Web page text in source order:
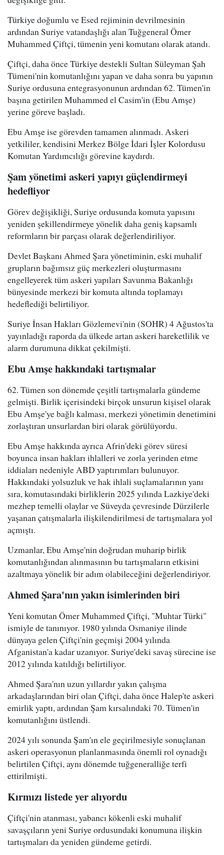
Türkiye doğumlu ve Esed rejiminin devrilmesinin
ardından Suriye vatandaşlığı alan Tuğgeneral Ömer
Muhammed Çiftçi, tümenin yeni komutanı olarak atandı.
Çiftçi, daha önce Türkiye destekli Sultan Süleyman Şah
Tümeni'nin komutanlığını yapan ve daha sonra bu yapının
Suriye ordusuna entegrasyonunun ardından 62. Tümen'in
başına getirilen Muhammed el Casim'in (Ebu Amşe)
yerine göreve başladı.
Ebu Amşe ise görevden tamamen alınmadı. Askeri
yetkililer, kendisini Merkez Bölge İdari İşler Kolordusu
Komutan Yardımcılığı görevine kaydırdı.
Şam yönetimi askeri yapıyı güçlendirmeyi
hedefliyor
Görev değişikliği, Suriye ordusunda komuta yapısını
yeniden şekillendirmeye yönelik daha geniş kapsamlı
reformların bir parçası olarak değerlendiriliyor.
Devlet Başkanı Ahmed Şara yönetiminin, eski muhalif
grupların bağımsız güç merkezleri oluşturmasını
engelleyerek tüm askeri yapıları Savunma Bakanlığı
bünyesinde merkezi bir komuta altında toplamayı
hedeflediği belirtiliyor.
Suriye İnsan Hakları Gözlemevi'nin (SOHR) 4 Ağustos'ta
yayınladığı raporda da ülkede artan askeri hareketlilik ve
alarm durumuna dikkat çekilmişti.
Ebu Amşe hakkındaki tartışmalar
62. Tümen son dönemde çeşitli tartışmalarla gündeme
gelmişti. Birlik içerisindeki birçok unsurun kişisel olarak
Ebu Amşe'ye bağlı kalması, merkezi yönetimin denetimini
zorlaştıran unsurlardan biri olarak görülüyordu.
Ebu Amşe hakkında ayrıca Afrin'deki görev süresi
boyunca insan hakları ihlalleri ve zorla yerinden etme
iddiaları nedeniyle ABD yaptırımları bulunuyor.
Hakkındaki yolsuzluk ve hak ihlali suçlamalarının yanı
sıra, komutasındaki birliklerin 2025 yılında Lazkiye'deki
mezhep temelli olaylar ve Süveyda çevresinde Dürzilerle
yaşanan çatışmalarla ilişkilendirilmesi de tartışmalara yol
açmıştı.
Uzmanlar, Ebu Amşe'nin doğrudan muharip birlik
komutanlığından alınmasının bu tartışmaların etkisini
azaltmaya yönelik bir adım olabileceğini değerlendiriyor.
Ahmed Şara'nın yakın isimlerinden biri
Yeni komutan Ömer Muhammed Çiftçi, "Muhtar Türki"
ismiyle de tanınıyor. 1980 yılında Osmaniye ilinde
dünyaya gelen Çiftçi'nin geçmişi 2004 yılında
Afganistan'a kadar uzanıyor. Suriye'deki savaş sürecine ise
2012 yılında katıldığı belirtiliyor.
Ahmed Şara'nın uzun yıllardır yakın çalışma
arkadaşlarından biri olan Çiftçi, daha önce Halep'te askeri
emirlik yaptı, ardından Şam kırsalındaki 70. Tümen'in
komutanlığını üstlendi.
2024 yılı sonunda Şam'ın ele geçirilmesiyle sonuçlanan
askeri operasyonun planlanmasında önemli rol oynadığı
belirtilen Çiftçi, aynı dönemde tuğgeneralliğe terfi
ettirilmişti.
Kırmızı listede yer alıyordu
Çiftçi'nin atanması, yabancı kökenli eski muhalif
savaşçıların yeni Suriye ordusundaki konumuna ilişkin
tartışmaları da yeniden gündeme getirdi.